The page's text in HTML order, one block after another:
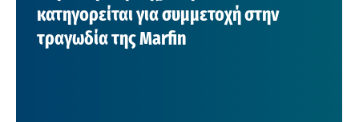
κατηγορείται για συμμετοχή στην
τραγωδία της Marfin